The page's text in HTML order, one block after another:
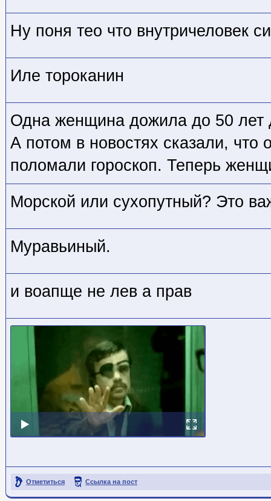
Hy поня тео что внутричеловек
Иле тороканин
Одна женщина дожила до 50 лет
А потом в новостях сказали, что
поломали гороскоп. Теперь
Морской или сухопутный? Это
Муравьиный.
и воапще не лев а прав
Отметиться Ссылка на пост